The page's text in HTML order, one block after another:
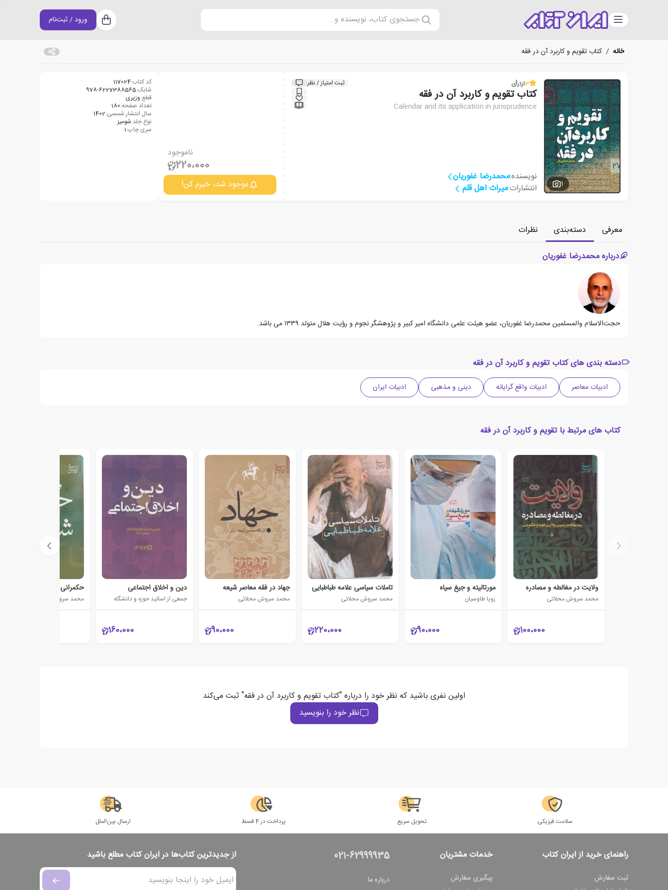
دسته‌بندی جستجوی کتاب، نویسنده و... سبد خرید
ورود / ثبت‌نام
خانه / کتاب تقویم و کاربرد آن در فقه
1
3از1رأی ثبت امتیاز / نظر
کتاب تقویم و کاربرد آن در فقه
Calendar and its application in jurisprudence
نویسنده:محمدرضا غفوریان
انتشارات:میراث اهل قلم
ناموجود
220،000
موجود شد، خبرم کن!
کد کتاب:117024
شابک:‫‫‭978-6227388565‬‬
قطع:وزیری
تعداد صفحه:180
سال انتشار شمسی:1402
نوع جلد:شومیز
سری چاپ:1
معرفی دسته‌بندی
نظرات
درباره محمدرضا غفوریان
حجت‌الاسلام والمسلمین محمدرضا غفوریان، عضو هیئت علمی دانشگاه امیر کبیر و پژوهشگر نجوم و رؤیت هلال متولد ۱۳۳۹‏‏ می باشد.
دسته بندی های کتاب تقویم و کاربرد آن در فقه
ادبیات معاصر ادبیات واقع گرایانه دینی و مذهبی ادبیات ایران
کتاب های مرتبط با تقویم و کاربرد آن در فقه
ولایت در مغالطه و مصادره
محمد سروش محلاتی
100،000
مورتالیته و جیغ سیاه
زویا طاوسیان
90،000
تاملات سیاسی علامه طباطبایی
محمد سروش محلاتی
220،000
جهاد در فقه معاصر شیعه
محمد سروش محلاتی
90،000
دین و اخلاق اجتماعی
جمعی از اساتید حوزه و دانشگاه
160،000
حکمرانی شایسته
محمد سروش محلاتی
اولین نفری باشید که نظر خود را درباره "کتاب تقویم و کاربرد آن در فقه" ثبت می‌کند
نظر خود را بنویسید
سلامت فیزیکی تحویل سریع پرداخت در 4 قسط ارسال بین‌الملل
راهنمای خرید از ایران کتاب
ثبت سفارش
خدمات مشتریان
پیگیری سفارش
021-62999935
درباره ما
از جدیدترین کتاب‌ها در ایران کتاب مطلع باشید